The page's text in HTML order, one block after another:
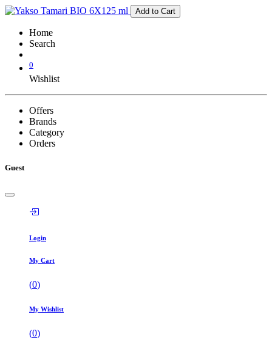
Add to Cart
Home
Search
0
Wishlist
Offers
Brands
Category
Orders
Guest
Login
My Cart
(0)
My Wishlist
(0)